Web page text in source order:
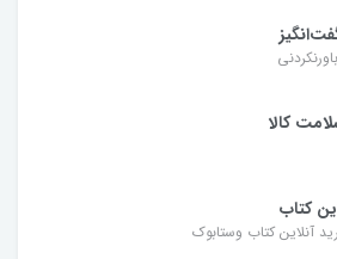
کالا
کتاب
آنلاین کتاب وستابوک